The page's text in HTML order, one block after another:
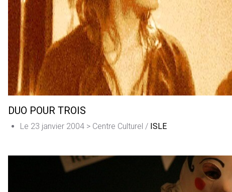
DUO POUR TROIS
Le 23 janvier 2004 > Centre Culturel / ISLE